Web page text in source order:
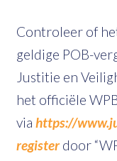
Controleer of
geldige POB-
Justitie en
het officiële
via https://
registerdoor